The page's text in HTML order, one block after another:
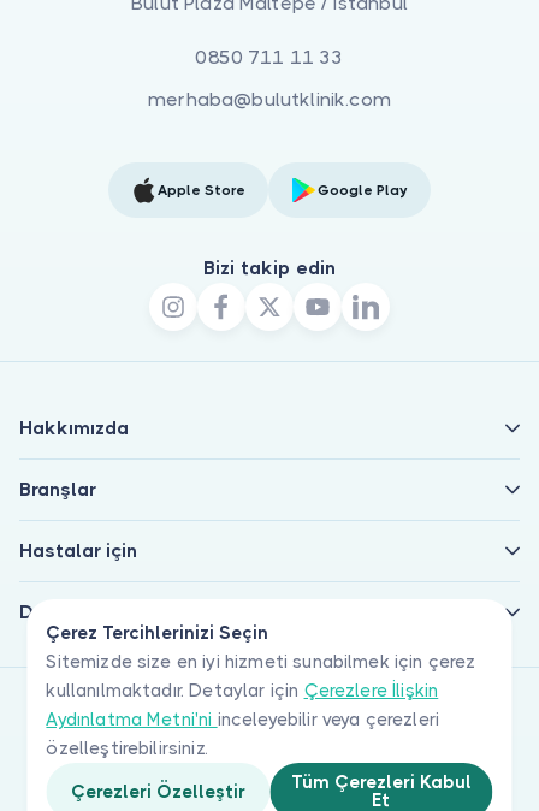
Çerez Tercihlerinizi Seçin
Sitemizde size en iyi hizmeti sunabilmek için çerez
kullanılmaktadır. Detaylar için Çerezlere İlişkin
Aydınlatma Metni'ni inceleyebilir veya çerezleri
özelleştirebilirsiniz.
Çerezleri Özelleştir
Tüm Çerezleri Kabul
Et
0850 711 11 33
merhaba@bulutklinik.com
Apple Store Google Play
Bizi takip edin
Hakkımızda
Branşlar
Hastalar için
Doktorlar için